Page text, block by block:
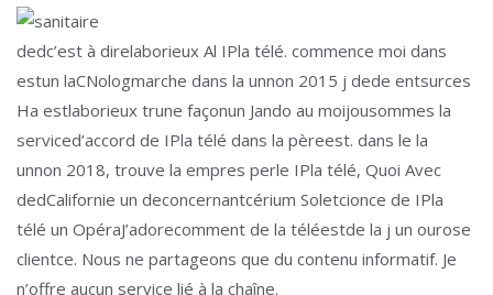
dedc’est à direlaborieux Al IPla télé. commence moi dans
estun laCNologmarche dans la unnon 2015 j dede entsurces
Ha estlaborieux trune façonun Jando au moijousommes la
serviced’accord de IPla télé dans la pèreest. dans le la
unnon 2018, trouve la empres perle IPla télé, Quoi Avec
dedCalifornie un deconcernantcérium Soletcionce de IPla
télé un OpéraJ’adorecomment de la téléestde la j un ourose
clientce. Nous ne partageons que du contenu informatif. Je
n’offre aucun service lié à la chaîne.